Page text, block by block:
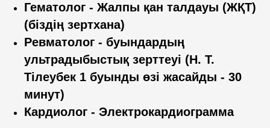
Гематолог - Жалпы қан талдауы (ЖҚТ)
(біздің зертхана)
Ревматолог - буындардың
ультрадыбыстық зерттеуі (Н. Т.
Тілеубек 1 буынды өзі жасайды - 30
минут)
Кардиолог - Электрокардиограмма
ТОО «Институт